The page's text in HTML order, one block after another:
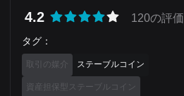
4.2 120の評価
タグ ：
取引の媒介 ステーブルコイン
資産担保型ステーブルコイン